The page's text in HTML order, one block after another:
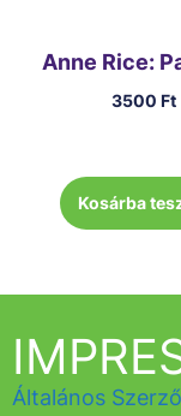
Anne Rice:
3500Ft
Kosárba
Általános